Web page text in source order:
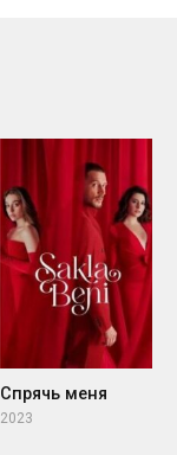
Спрячь меня
2023